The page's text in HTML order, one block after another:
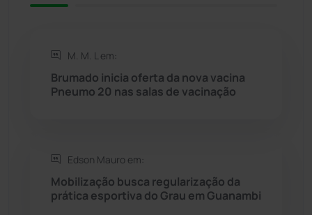
Rio do Antônio
Seabra (50)
M. M. L em:
Brumado inicia oferta da nova vacina
Pneumo 20 nas salas de vacinação
Edson Mauro em:
Mobilização busca regularização da
prática esportiva do Grau em Guanambi